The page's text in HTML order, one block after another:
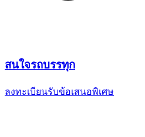
สนใจรถบรรทุก
ลงทะเบียนรับข้อเสนอพิเศษ